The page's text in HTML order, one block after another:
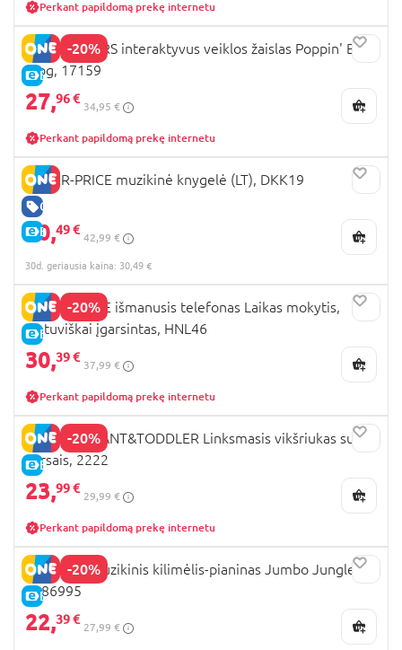
Perkant papildomą prekę internetu
-20%
E-KAINA
BRIGHT STARS interaktyvus veiklos žaislas Poppin' Ball
Frog, 17159
27,96 €
34,95 €
Perkant papildomą prekę internetu
GERA KAINA
E-KAINA
FISHER-PRICE muzikinė knygelė (LT), DKK19
30,49 €
42,99 €
30d. geriausia kaina: 30,49 €
-20%
E-KAINA
FISHER PRICE išmanusis telefonas Laikas mokytis,
Lietuviškai įgarsintas, HNL46
30,39 €
37,99 €
Perkant papildomą prekę internetu
-20%
E-KAINA
PLAYGO INFANT&TODDLER Linksmasis vikšriukas su
garsais, 2222
23,99 €
29,99 €
Perkant papildomą prekę internetu
-20%
E-KAINA
PLAYGRO muzikinis kilimėlis-pianinas Jumbo Jungle,
0186995
22,39 €
27,99 €